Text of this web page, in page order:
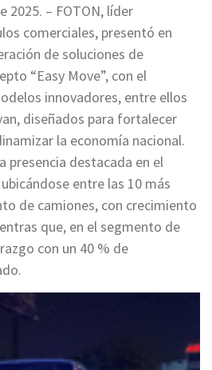
2025. – FOTON, líder
comerciales, presentó en
de soluciones de
“Easy Move”, con el
innovadores, entre ellos
diseñados para fortalecer
la economía nacional.
presencia destacada en el
entre las 10 más
de camiones, con crecimiento
que, en el segmento de
con un 40 % de